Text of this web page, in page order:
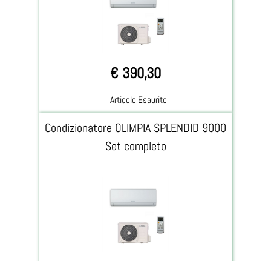
€ 390,30
Articolo Esaurito
Condizionatore OLIMPIA SPLENDID 9000
Set completo